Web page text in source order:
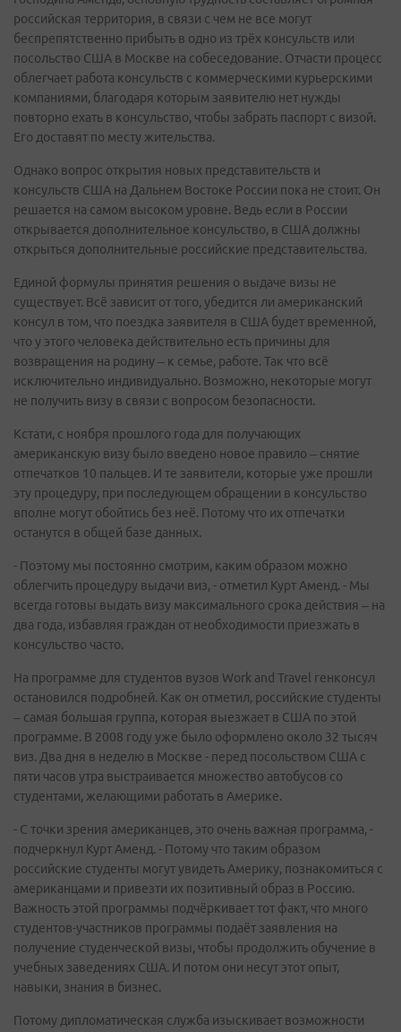
российская территория, в связи с чем не все могут
беспрепятственно прибыть в одно из трёх консульств или
посольство США в Москве на собеседование. Отчасти процесс
облегчает работа консульств с коммерческими курьерскими
компаниями, благодаря которым заявителю нет нужды
повторно ехать в консульство, чтобы забрать паспорт с визой.
Его доставят по месту жительства.
Однако вопрос открытия новых представительств и
консульств США на Дальнем Востоке России пока не стоит. Он
решается на самом высоком уровне. Ведь если в России
открывается дополнительное консульство, в США должны
открыться дополнительные российские представительства.
Единой формулы принятия решения о выдаче визы не
существует. Всё зависит от того, убедится ли американский
консул в том, что поездка заявителя в США будет временной,
что у этого человека действительно есть причины для
возвращения на родину – к семье, работе. Так что всё
исключительно индивидуально. Возможно, некоторые могут
не получить визу в связи с вопросом безопасности.
Кстати, с ноября прошлого года для получающих
американскую визу было введено новое правило – снятие
отпечатков 10 пальцев. И те заявители, которые уже прошли
эту процедуру, при последующем обращении в консульство
вполне могут обойтись без неё. Потому что их отпечатки
останутся в общей базе данных.
- Поэтому мы постоянно смотрим, каким образом можно
облегчить процедуру выдачи виз, - отметил Курт Аменд. - Мы
всегда готовы выдать визу максимального срока действия – на
два года, избавляя граждан от необходимости приезжать в
консульство часто.
На программе для студентов вузов Work and Travel генконсул
остановился подробней. Как он отметил, российские студенты
– самая большая группа, которая выезжает в США по этой
программе. В 2008 году уже было оформлено около 32 тысяч
виз. Два дня в неделю в Москве - перед посольством США с
пяти часов утра выстраивается множество автобусов со
студентами, желающими работать в Америке.
- С точки зрения американцев, это очень важная программа, -
подчеркнул Курт Аменд. - Потому что таким образом
российские студенты могут увидеть Америку, познакомиться с
американцами и привезти их позитивный образ в Россию.
Важность этой программы подчёркивает тот факт, что много
студентов-участников программы подаёт заявления на
получение студенческой визы, чтобы продолжить обучение в
учебных заведениях США. И потом они несут этот опыт,
навыки, знания в бизнес.
Потому дипломатическая служба изыскивает возможности